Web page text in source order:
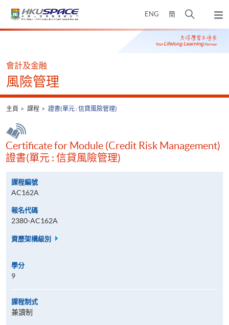
ENG 簡
開
搜
尋
彈
出
主
Main
會計及金融
風險管理
主頁 課程 證書(單元 : 信貸風險管理)
Certificate for Module (Credit Risk Management)
證書(單元 : 信貸風險管理)
課程編號
AC162A
報名代碼
2380-AC162A
資歷架構級別
學分
9
課程制式
兼讀制